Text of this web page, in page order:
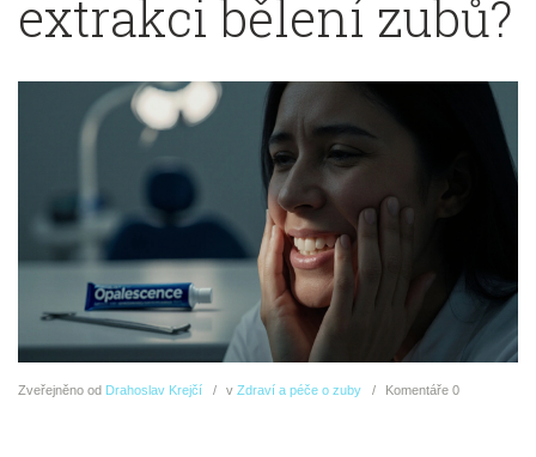
extrakci bělení zubů?
Zveřejněno od Drahoslav Krejčí v Zdraví a péče o zuby Komentáře 0